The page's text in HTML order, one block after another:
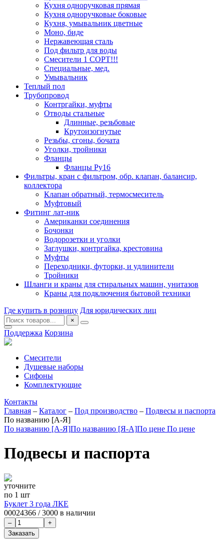
Кухня одноручковая прямая
Кухня одноручковые боковые
Кухня, умывальник цветные
Моно, биде
Нержавеющая сталь
Под фильтр для воды
Смесители 1 СОРТ!!!
Специальные, мед.
Умывальник
Теплый пол
Трубопровод
Контргайки, муфты
Отводы стальные
Длинные, резьбовые
Крутоизогнутые
Резьбы, сгоны, бочата
Уголки, тройники
Фланцы
Фланцы Ру16
Фильтры, кран с фильтром, обр. клапан, балансир,
коллектора
Клапан обратный, термосмеситель
Муфтовый
Фитинг лат-ник
Американки соединения
Бочонки
Водорозетки и уголки
Заглушки, контргайка, крестовина
Муфты
Переходники, футорки, и удлинители
Тройники
Шланги и краны для стиральных машин, унитазов
Краны для подключения бытовой техники
Где купить в розницу Для юридических лиц
×
Поддержка Корзина
Смесители
Душевые наборы
Сифоны
Комплектующие
Контакты
Главная – Каталог – Под производство – Подвесы и паспорта
По названию [А-Я]
По названию [А-Я]По названию [Я-А]По цене По цене
Подвесы и паспорта
уточните
по 1 шт
Буклет 3 года ЛКЕ
00024366 /3000 в наличии